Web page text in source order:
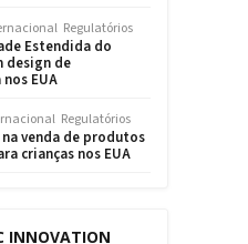
Regulatórios
Estendida do
design de
EUA
Regulatórios
venda de produtos
crianças nos EUA
INNOVATION